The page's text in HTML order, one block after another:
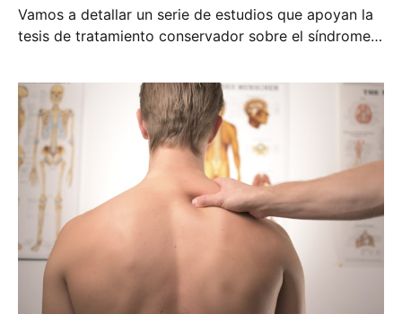
Vamos a detallar un serie de estudios que apoyan la
tesis de tratamiento conservador sobre el síndrome
incidencia. En concreto el uso de la fisioterapia como
medida mas efectiva para evitar días de baja e
incorporación inmediata al trabajo. Síndrome